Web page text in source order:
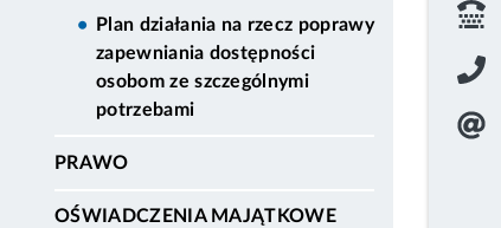
Plan działania na rzecz poprawy
zapewniania dostępności
osobom ze szczególnymi
potrzebami
PRAWO
OŚWIADCZENIA MAJĄTKOWE